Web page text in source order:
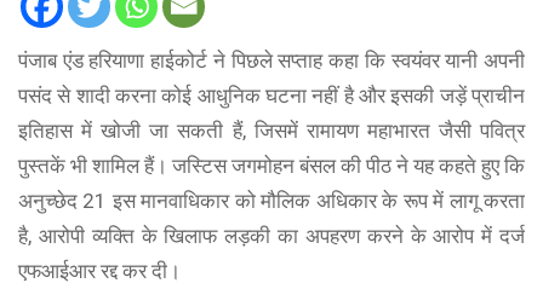
पंजाब एंड हरियाणा हाईकोर्ट ने पिछले सप्ताह कहा कि स्वयंवर यानी अपनी
पसंद से शादी करना कोई आधुनिक घटना नहीं है और इसकी जड़ें प्राचीन
इतिहास में खोजी जा सकती हैं, जिसमें रामायण महाभारत जैसी पवित्र
पुस्तकें भी शामिल हैं। जस्टिस जगमोहन बंसल की पीठ ने यह कहते हुए कि
अनुच्छेद 21 इस मानवाधिकार को मौलिक अधिकार के रूप में लागू करता
है, आरोपी व्यक्ति के खिलाफ लड़की का अपहरण करने के आरोप में दर्ज
एफआईआर रद्द कर दी।